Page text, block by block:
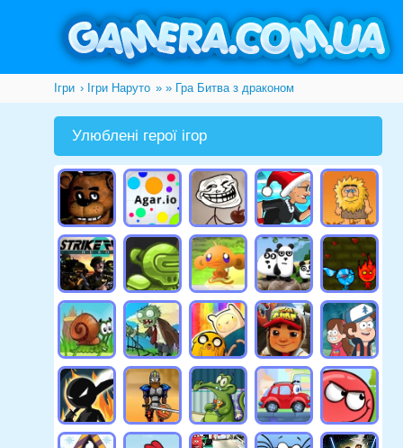
Ігри »
Ігри Наруто » Гра Битва з драконом
Улюблені герої ігор